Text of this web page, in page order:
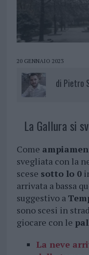
20 GENNAIO 2023
di Pietro
La Gallura si
Come
svegliata con la
scese sotto lo 0
arrivata a bassa
suggestivo a
sono scesi in
giocare con le
La neve